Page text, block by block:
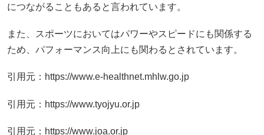
につながることもあると言われています。
また、スポーツにおいてはパワーやスピードにも関係する
ため、パフォーマンス向上にも関わるとされています。
引用元：https://www.e-healthnet.mhlw.go.jp
引用元：https://www.tyojyu.or.jp
引用元：https://www.joa.or.jp